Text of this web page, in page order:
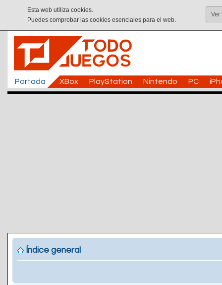
Esta web utiliza cookies.
Puedes comprobar las cookies esenciales para el web.
Ver
Portada XBox PlayStation Nintendo PC
Índice general